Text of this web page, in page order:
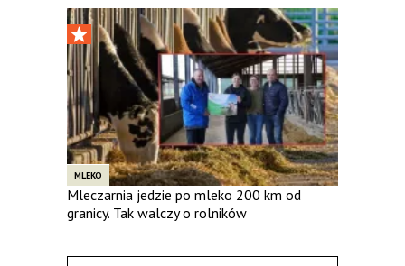
MLEKO
Mleczarnia jedzie po mleko 200 km od
granicy. Tak walczy o rolników